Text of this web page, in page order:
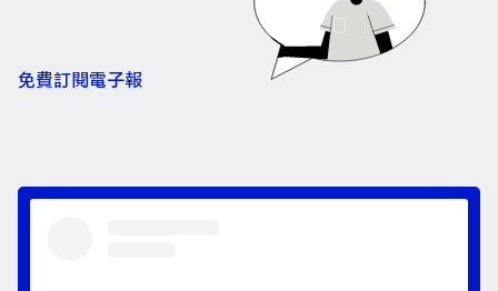
免費訂閱電子報